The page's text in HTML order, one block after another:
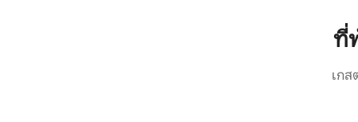
ที่
เก